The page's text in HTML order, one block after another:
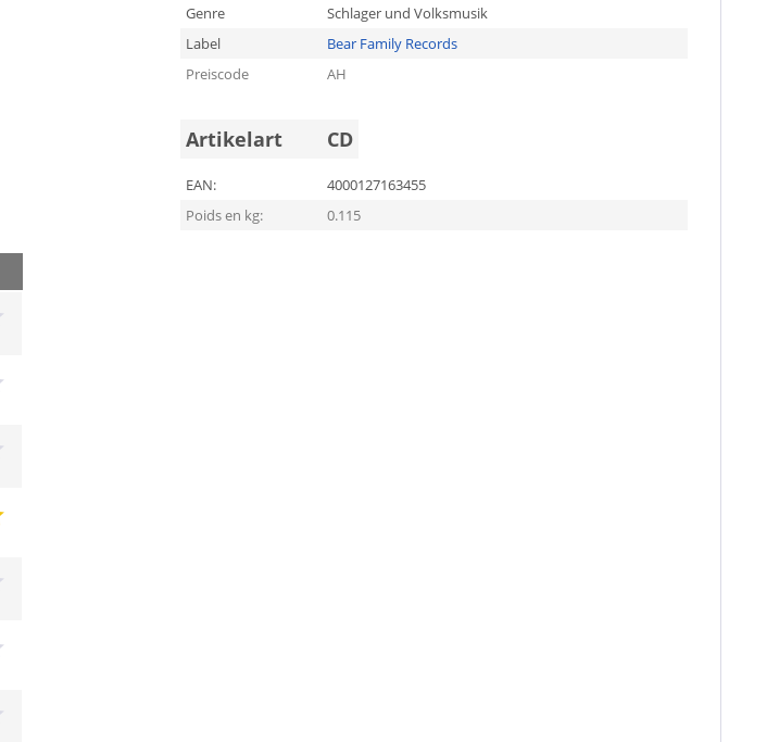
Genre
Schlager und Volksmusik
Label
Bear Family Records
Preiscode
AH
Artikelart CD
EAN:
4000127163455
Poids en kg:
0.115